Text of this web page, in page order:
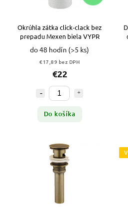
Okrúhla zátka click-clack bez
prepadu Mexen biela VYPR
do 48 hodín (>5 ks)
€17,89 bez DPH
€22
Do košíka